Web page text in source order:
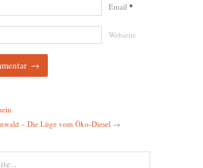
Email *
Webseite
– Die Lüge vom Öko-Diesel →